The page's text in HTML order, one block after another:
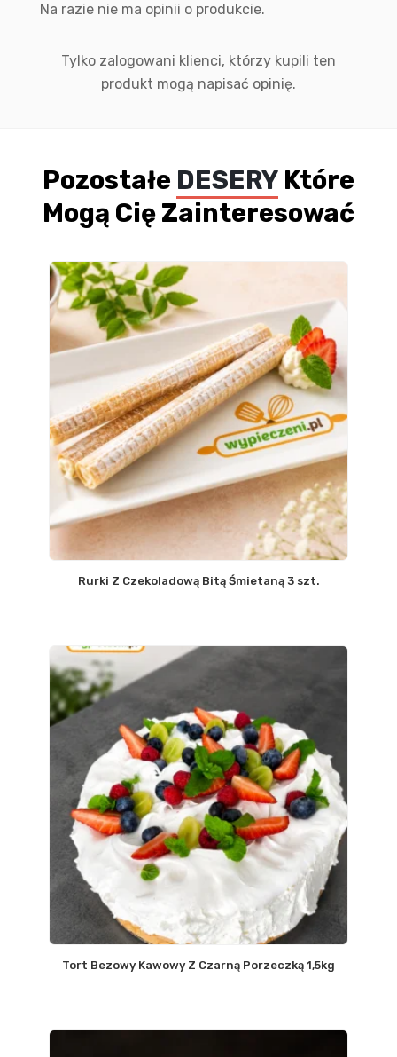
Na razie nie ma opinii o produkcie.
Tylko zalogowani klienci, którzy kupili ten
produkt mogą napisać opinię.
Pozostałe DESERY Które
Mogą Cię Zainteresować
Rurki Z Czekoladową Bitą Śmietaną 3 szt.
Tort Bezowy Kawowy Z Czarną Porzeczką 1,5kg